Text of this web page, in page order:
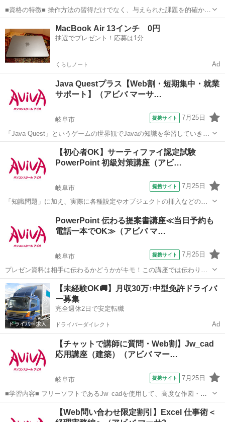
■資格の特徴■ 操作方法の習得だけでなく、与えられた課題を的確かつ
スムーズに行う力が試されることが特長です。実践的なスキルを身に
つけることができるため、多くの方が受験されています。 ■講座の特
徴■ Illustratorク...
MacBook Air 13インチ 0円
抽選でプレゼント！応募は1分
くらしノート Ad
Java Questプラス【Web割・短期集中・就業
サポート】（アビバ マーサ…
岐阜市 提携サイト 7月25日
「Java Quest」というゲームの世界観でJavaの知識を学習していきま
す。難しい専門用語も身近な言葉に置き換えて解説するから初学者で
の進め方などが自由に...
その他
【初心者OK】サーティファイ認定試験
PowerPoint 初級対策講座（アビ…
岐阜市 提携サイト 7月25日
「知識問題」に加え、実際に各種設定やオブジェクトの挿入などの機
能を駆使したプレゼンテーションを作成する「実技問題」を解くこと
で、実践的な能力を証明できる資格制度の、初級対策講座です。 アビ
バのパソコン講座は全て、受講内容・...
PowerPoint 伝わる提案書講座≪当日予約も
電話一本でOK≫（アビバ マ…
岐阜市 提携サイト 7月25日
プレゼン資料は相手に伝わるかどうかがキモ！この講座では伝わりや
すくするノウハウをケーススタディーを用いて学習します。 ■学習内
容■ 情報の伝達力や訴求力が高く、相手に伝わりやすい提案書の作り
方を学習する講座です。実際のビ...
岐阜 岐阜市 その他
【未経験OK🚚】月収30万↑中型免許ドライバ
ー募集
完全週休2日で安定転職
ドライバーダイレクト Ad
【チャットで講師に質問・Web割】Jw_cad
応用講座（建築）（アビバ マー…
岐阜市 提携サイト 7月25日
■学習内容■ フリーソフトであるJw_cadを使用して、高度な作図・編
集機能やオプション機能を学習し、機能定着のために建築図面の作図
その他
【Web問い合わせ限定割引】Excel 仕事術＜